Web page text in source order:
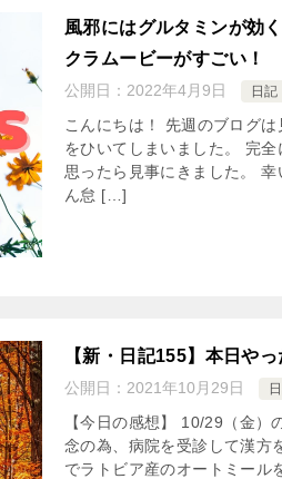
風邪にはグルタミンが効
クラムービーがすごい！
公開日： 2022年4月9日 日記
こんにちは！ 先週のブログ
をひいてしまいました。 完
思ったら見事にきました。
ん怠 […]
【新・日記155】本日や
公開日： 2021年10月29日
【今日の感想】 10/29（金）
念の為、病院を受診して漢方
でラトビア産のオートミー